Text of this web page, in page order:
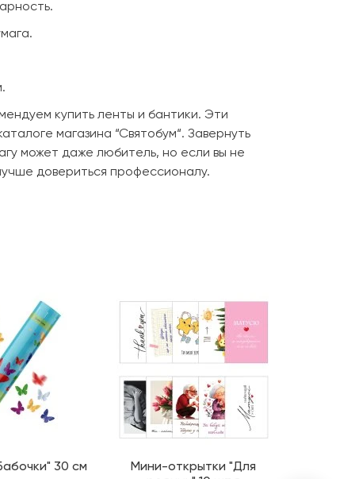
купить ленты и бантики. Эти
магазина “Святобум“. Завернуть
может даже любитель, но если вы не
довериться профессионалу.
30 см
Мини-открытки "Для